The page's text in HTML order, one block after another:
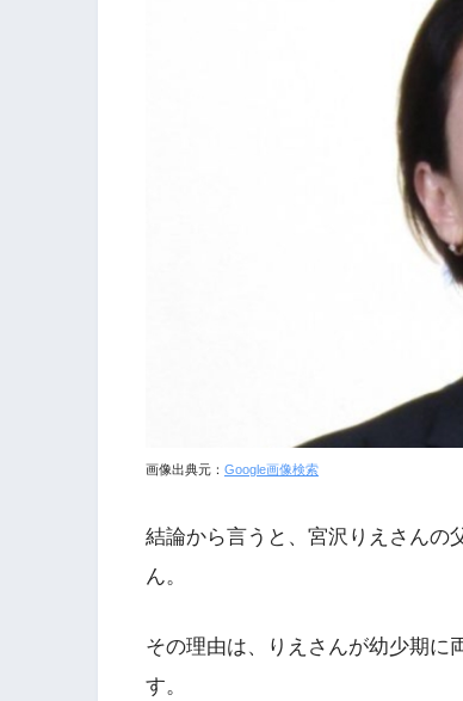
画像出典元： Google画像検索
結論から言うと、宮沢りえさんの
ん。
その理由は、りえさんが幼少期に
す。